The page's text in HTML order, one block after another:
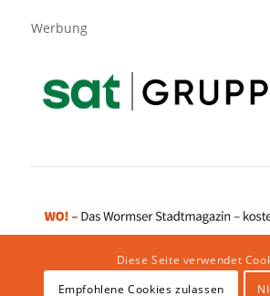
Werbung
Diese Seite verwendet
Empfohlene Cookies zulassen